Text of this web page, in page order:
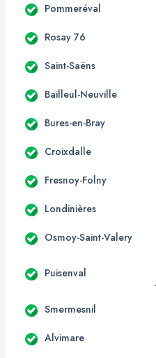
Pommeréval
Rosay 76
Saint-Saëns
Bailleul-Neuville
Bures-en-Bray
Croixdalle
Fresnoy-Folny
Londinières
Osmoy-Saint-Valery
Puisenval
Smermesnil
Alvimare